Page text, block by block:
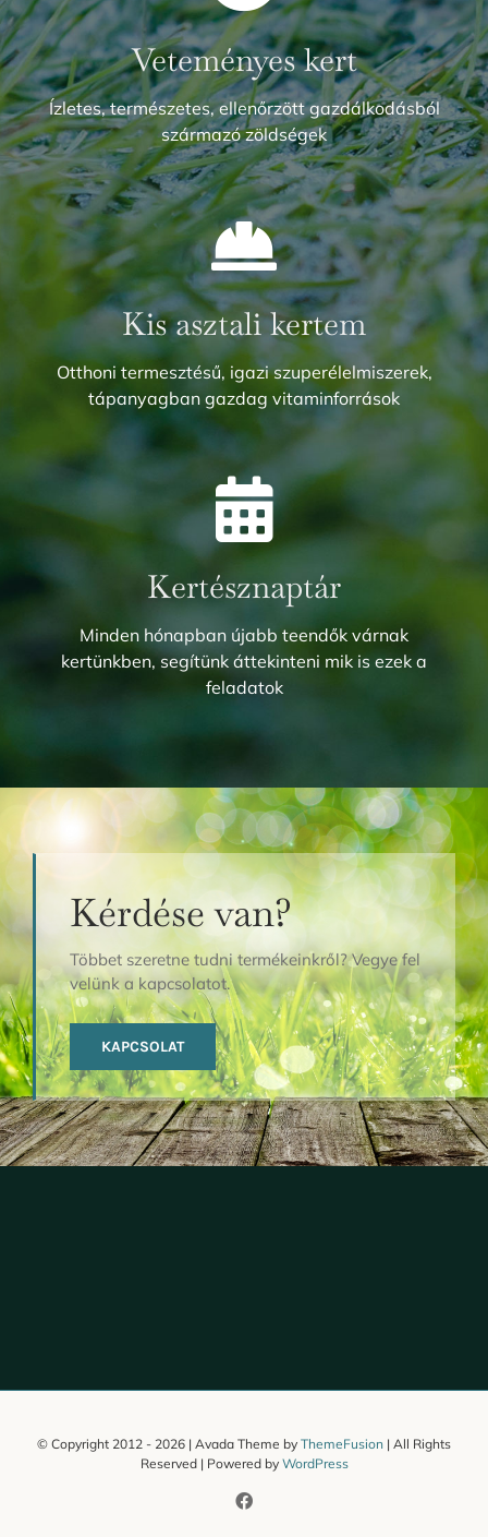
Veteményes kert
Ízletes, természetes, ellenőrzött gazdálkodásból
származó zöldségek
Kis asztali kertem
Otthoni termesztésű, igazi szuperélelmiszerek,
tápanyagban gazdag vitaminforrások
Kertésznaptár
Minden hónapban újabb teendők várnak
kertünkben, segítünk áttekinteni mik is ezek a
feladatok
Kérdése van?
Többet szeretne tudni termékeinkről? Vegye fel
velünk a kapcsolatot.
KAPCSOLAT
© Copyright 2012 - 2026 | Avada Theme by ThemeFusion | All Rights
Reserved | Powered by WordPress
Facebook